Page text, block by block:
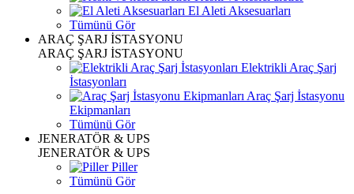
El Aleti Aksesuarları
Tümünü Gör
ARAÇ ŞARJ İSTASYONU
ARAÇ ŞARJ İSTASYONU
Elektrikli Araç Şarj
İstasyonları
Araç Şarj İstasyonu
Ekipmanları
Tümünü Gör
JENERATÖR & UPS
JENERATÖR & UPS
Piller
Tümünü Gör